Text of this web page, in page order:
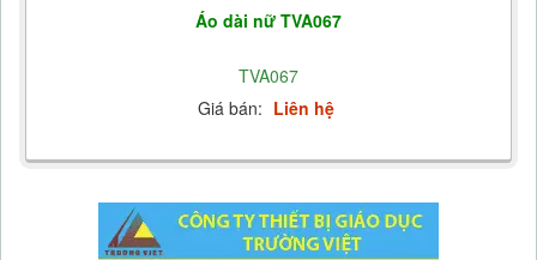
Áo dài nữ TVA067
TVA067
Giá bán: Liên hệ